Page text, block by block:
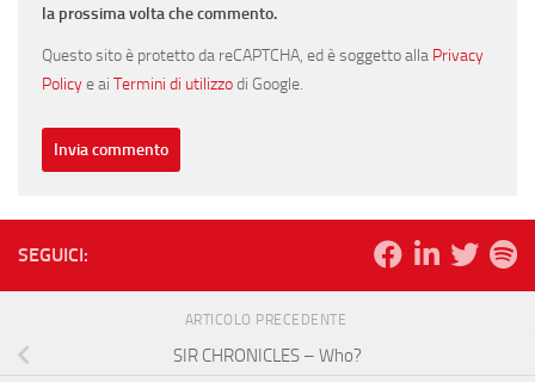
la prossima volta che commento.
Questo sito è protetto da reCAPTCHA, ed è soggetto alla Privacy
Policye ai Termini di utilizzodi Google.
SEGUICI:
ARTICOLO PRECEDENTE
SIR CHRONICLES – Who?